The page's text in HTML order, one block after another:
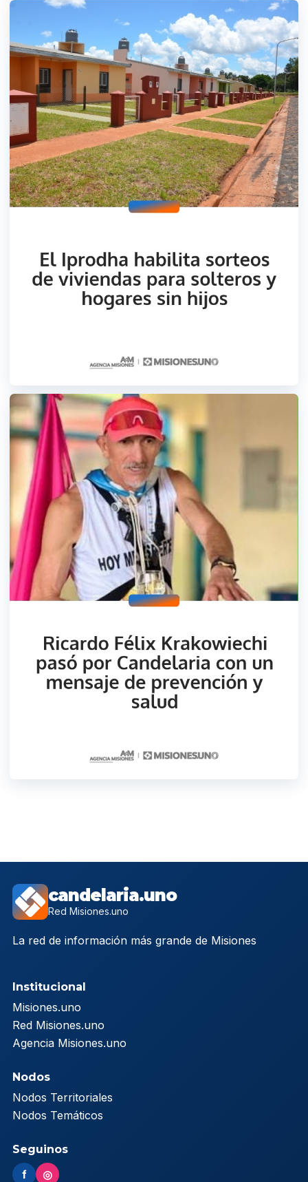
candelaria.uno
Red Misiones.uno
La red de información más grande de Misiones
Institucional
Misiones.uno
Red Misiones.uno
Agencia Misiones.uno
Nodos
Nodos Territoriales
Nodos Temáticos
Seguinos
f ◎